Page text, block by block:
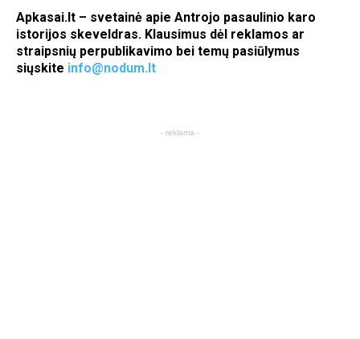
Apkasai.lt – svetainė apie Antrojo pasaulinio karo
istorijos skeveldras. Klausimus dėl reklamos ar
straipsnių perpublikavimo bei temų pasiūlymus
siųskite info@nodum.lt
- reklama -